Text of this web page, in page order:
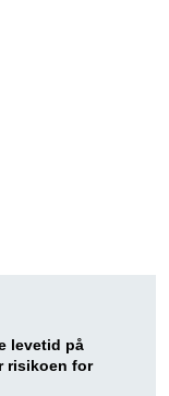
levetid på
risikoen for